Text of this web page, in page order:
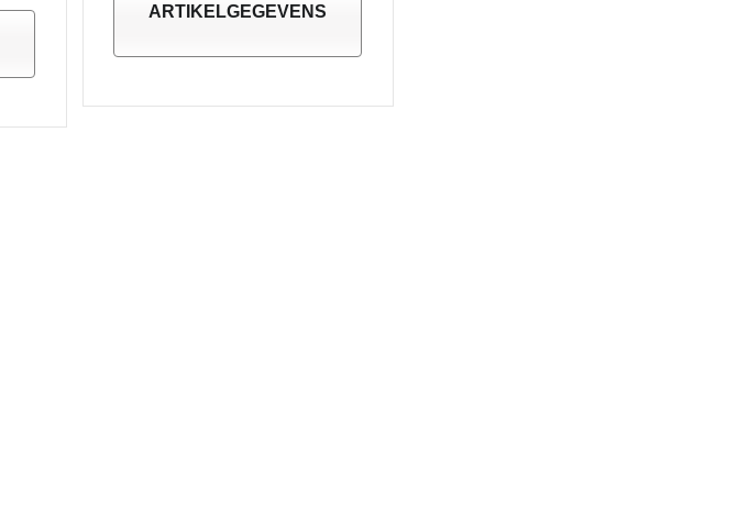
ARTIKELGEGEVENS